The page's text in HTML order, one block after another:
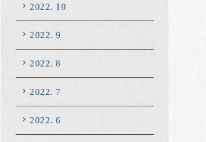
2022. 10
2022. 9
2022. 8
2022. 7
2022. 6